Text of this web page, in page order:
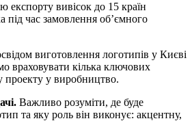
експорту вивісок до 15 країн
під час замовлення об’ємного
виготовлення логотипів у Києві
враховувати кілька ключових
проекту у виробництво.
Важливо розуміти, де буде
та яку роль він виконує: акцентну,